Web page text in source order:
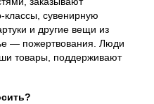
классы, сувенирную
и другие вещи из
— пожертвования. Люди
товары, поддерживают